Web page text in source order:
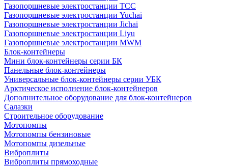
Газопоршневые электростанции ТСС
Газопоршневые электростанции Yuchai
Газопоршневые электростанции Jichai
Газопоршневые электростанции Liyu
Газопоршневые электростанции MWM
Блок-контейнеры
Мини блок-контейнеры серии БК
Панельные блок-контейнеры
Универсальные блок-контейнеры серии УБК
Арктическое исполнение блок-контейнеров
Дополнительное оборудование для блок-контейнеров
Салазки
Строительное оборудование
Мотопомпы
Мотопомпы бензиновые
Мотопомпы дизельные
Виброплиты
Виброплиты прямоходные